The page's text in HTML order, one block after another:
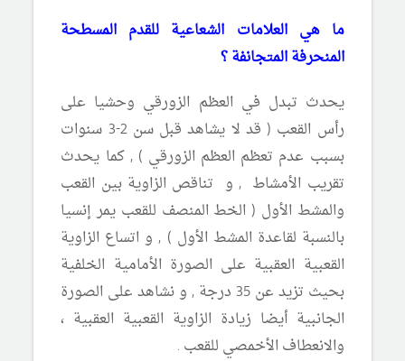
ما هي العلامات الشعاعية للقدم المسطحة
المنحرفة المتجانفة ؟
يحدث تبدل في العظم الزورقي وحشيا على
رأس القعب ( قد لا يشاهد قبل سن 2-3 سنوات
بسبب عدم تعظم العظم الزورقي ) , كما يحدث
تقريب الأمشاط , و تناقص الزاوية بين القعب
والمشط الأول ( الخط المنصف للقعب يمر إنسيا
بالنسبة لقاعدة المشط الأول ) , و اتساع الزاوية
القعبية العقبية على الصورة الأمامية الخلفية
بحيث تزيد عن 35 درجة , و نشاهد على الصورة
الجانبية أيضا زيادة الزاوية القعبية العقبية ،
والانعطاف الأخمصي للقعب .